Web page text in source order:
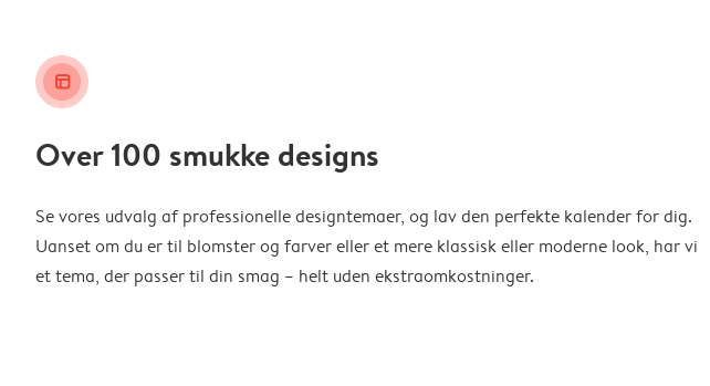
layout_alt
Over 100 smukke designs
Se vores udvalg af professionelle designtemaer, og lav den perfekte kalender for dig.
Uanset om du er til blomster og farver eller et mere klassisk eller moderne look, har vi
et tema, der passer til din smag – helt uden ekstraomkostninger.